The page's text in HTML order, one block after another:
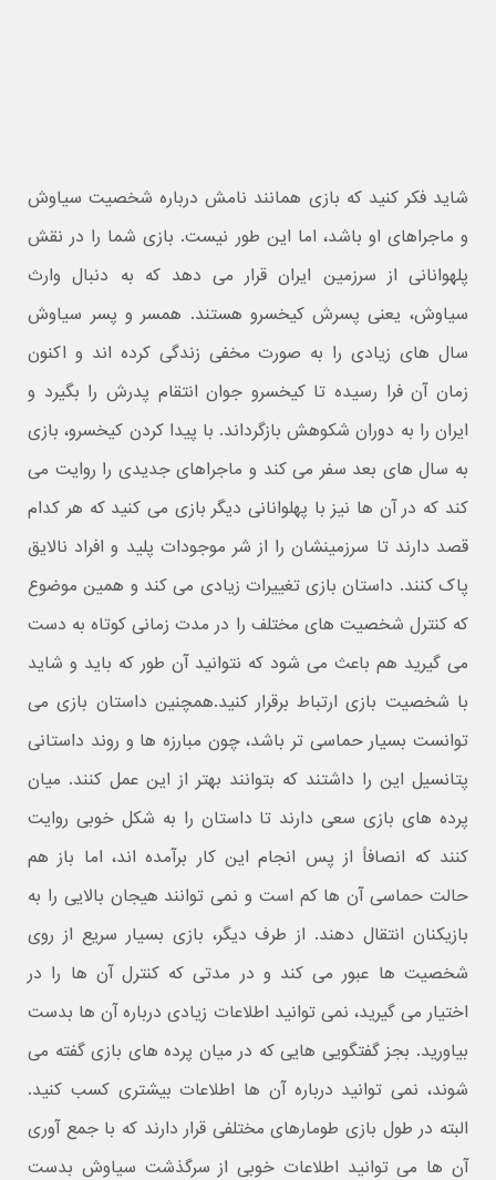
شاید فکر کنید که بازی همانند نامش درباره شخصیت سیاوش
و ماجراهای او باشد، اما این طور نیست. بازی شما را در نقش
پلهوانانی از سرزمین ایران قرار می دهد که به دنبال وارث
سیاوش، یعنی پسرش کیخسرو هستند. همسر و پسر سیاوش
سال های زیادی را به صورت مخفی زندگی کرده اند و اکنون
زمان آن فرا رسیده تا کیخسرو جوان انتقام پدرش را بگیرد و
ایران را به دوران شکوهش بازگرداند. با پیدا کردن کیخسرو، بازی
به سال های بعد سفر می کند و ماجراهای جدیدی را روایت می
کند که در آن ها نیز با پهلوانانی دیگر بازی می کنید که هر کدام
قصد دارند تا سرزمینشان را از شر موجودات پلید و افراد نالایق
پاک کنند. داستان بازی تغییرات زیادی می کند و همین موضوع
که کنترل شخصیت های مختلف را در مدت زمانی کوتاه به دست
می گیرید هم باعث می شود که نتوانید آن طور که باید و شاید
با شخصیت بازی ارتباط برقرار کنید.همچنین داستان بازی می
توانست بسیار حماسی تر باشد، چون مبارزه ها و روند داستانی
پتانسیل این را داشتند که بتوانند بهتر از این عمل کنند. میان
پرده های بازی سعی دارند تا داستان را به شکل خوبی روایت
کنند که انصافاً از پس انجام این کار برآمده اند، اما باز هم
حالت حماسی آن ها کم است و نمی توانند هیجان بالایی را به
بازیکنان انتقال دهند. از طرف دیگر، بازی بسیار سریع از روی
شخصیت ها عبور می کند و در مدتی که کنترل آن ها را در
اختیار می گیرید، نمی توانید اطلاعات زیادی درباره آن ها بدست
بیاورید. بجز گفتگویی هایی که در میان پرده های بازی گفته می
شوند، نمی توانید درباره آن ها اطلاعات بیشتری کسب کنید.
البته در طول بازی طومارهای مختلفی قرار دارند که با جمع آوری
آن ها می توانید اطلاعات خوبی از سرگذشت سیاوش بدست